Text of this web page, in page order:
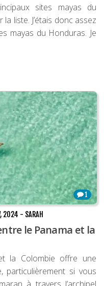
sites mayas du
liste. J’étais donc assez
mayas du Honduras. Je
1
2024 - SARAH
le Panama et la
la Colombie offre une
particulièrement si vous